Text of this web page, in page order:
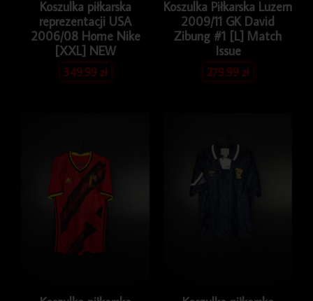
Koszulka piłkarska
reprezentacji USA
2006/08 Home Nike
[XXL] NEW
349.99zł
Koszulka Piłkarska Luzern
2009/11 GK David
Zibung #1 [L] Match
Issue
279.99zł